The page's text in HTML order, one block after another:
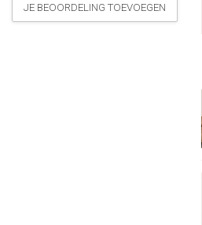
JE BEOORDELING TOEVOEGEN